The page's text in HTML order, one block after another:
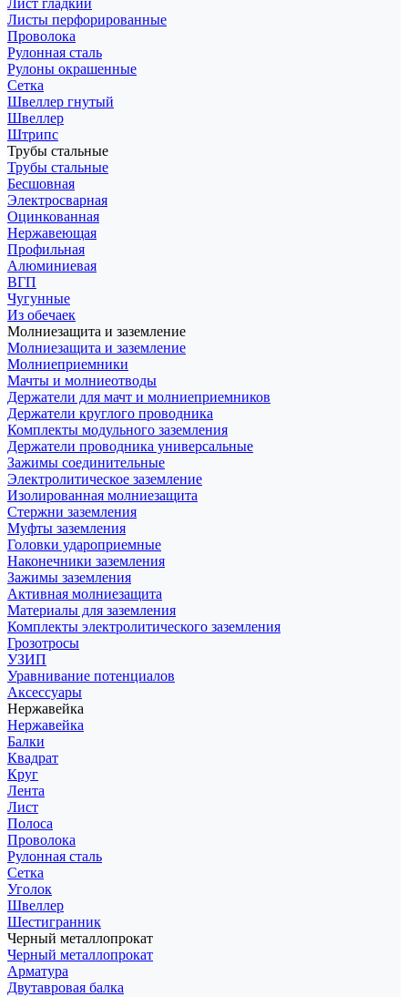
Лист гладкий
Листы перфорированные
Проволока
Рулонная сталь
Рулоны окрашенные
Сетка
Швеллер гнутый
Швеллер
Штрипс
Трубы стальные
Трубы стальные
Бесшовная
Электросварная
Оцинкованная
Нержавеющая
Профильная
Алюминиевая
ВГП
Чугунные
Из обечаек
Молниезащита и заземление
Молниезащита и заземление
Молниеприемники
Мачты и молниеотводы
Держатели для мачт и молниеприемников
Держатели круглого проводника
Комплекты модульного заземления
Держатели проводника универсальные
Зажимы соединительные
Электролитическое заземление
Изолированная молниезащита
Стержни заземления
Муфты заземления
Головки удароприемные
Наконечники заземления
Зажимы заземления
Активная молниезащита
Материалы для заземления
Комплекты электролитического заземления
Грозотросы
УЗИП
Уравнивание потенциалов
Аксессуары
Нержавейка
Нержавейка
Балки
Квадрат
Круг
Лента
Лист
Полоса
Проволока
Рулонная сталь
Сетка
Уголок
Швеллер
Шестигранник
Черный металлопрокат
Черный металлопрокат
Арматура
Двутавровая балка